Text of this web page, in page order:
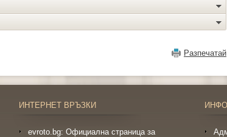
Разпечатай
ИНТЕРНЕТ ВРЪЗКИ
evroto.bg: Официална страница за